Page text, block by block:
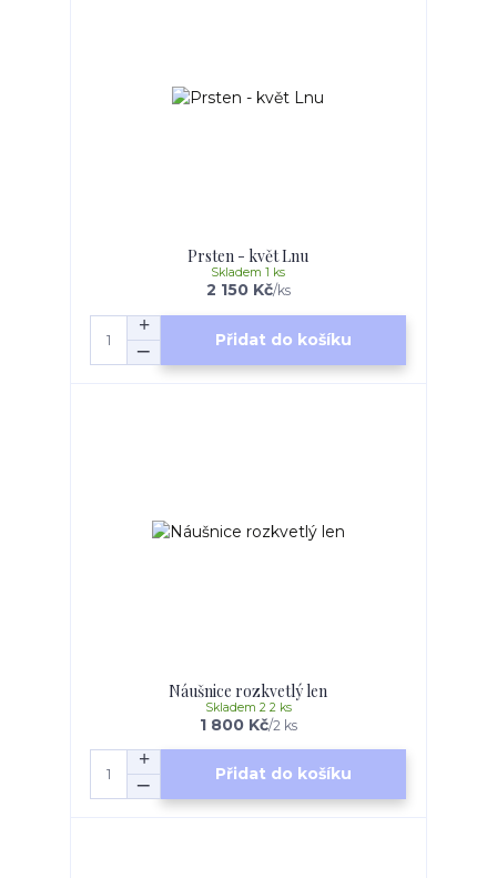
Prsten - květ Lnu
2 150 Kč/ks
Skladem 1 ks
Přidat do košíku
Náušnice rozkvetlý len
1 800 Kč/2 ks
Skladem 2 2 ks
Přidat do košíku